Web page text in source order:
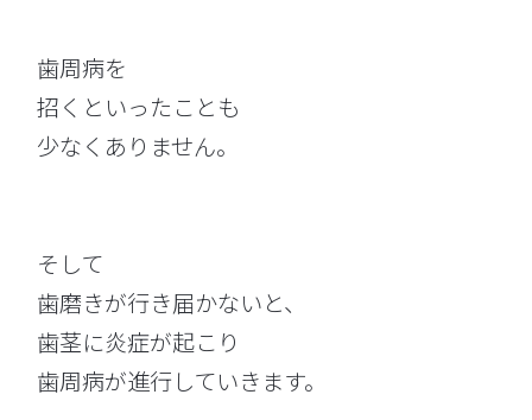
歯周病を
招くといったことも
少なくありません。
そして
歯磨きが行き届かないと、
歯茎に炎症が起こり
歯周病が進行していきます。